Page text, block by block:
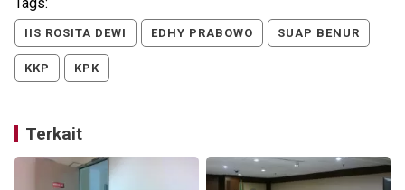
IIS ROSITA DEWI EDHY PRABOWO SUAP BENUR
KKP KPK
Terkait